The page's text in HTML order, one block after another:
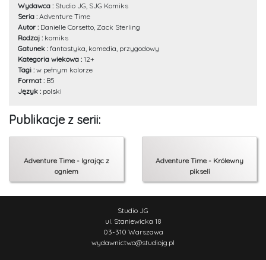
Wydawca : Studio JG, SJG Komiks
Seria : Adventure Time
Autor : Danielle Corsetto, Zack Sterling
Rodzaj : komiks
Gatunek : fantastyka, komedia, przygodowy
Kategoria wiekowa : 12+
Tagi : w pełnym kolorze
Format : B5
Język : polski
Publikacje z serii:
Adventure Time - Igrając z
ogniem
Adventure Time - Królewny
pikseli
Studio JG
ul. Staniewicka 18
03-310 Warszawa
wydawnictwo@studiojg.pl